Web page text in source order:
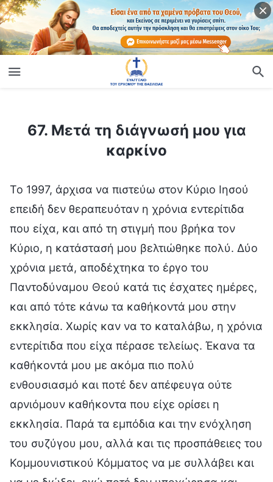
67. Μετά τη διάγνωσή μου για καρκίνο
67. Μετά τη διάγνωσή μου για
καρκίνο
Το 1997, άρχισα να πιστεύω στον Κύριο Ιησού
επειδή δεν θεραπευόταν η χρόνια εντερίτιδα
που είχα, και από τη στιγμή που βρήκα τον
Κύριο, η κατάστασή μου βελτιώθηκε πολύ. Δύο
χρόνια μετά, αποδέχτηκα το έργο του
Παντοδύναμου Θεού κατά τις έσχατες ημέρες,
και από τότε κάνω τα καθήκοντά μου στην
εκκλησία. Χωρίς καν να το καταλάβω, η χρόνια
εντερίτιδα που είχα πέρασε τελείως. Έκανα τα
καθήκοντά μου με ακόμα πιο πολύ
ενθουσιασμό και ποτέ δεν απέφευγα ούτε
αρνιόμουν καθήκοντα που είχε ορίσει η
εκκλησία. Παρά τα εμπόδια και την ενόχληση
του συζύγου μου, αλλά και τις προσπάθειες του
Κομμουνιστικού Κόμματος να με συλλάβει και